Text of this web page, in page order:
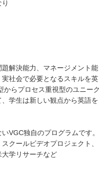
解決能力、マネージメント能
社会で必要となるスキルを英
らプロセス重視型のユニーク
学生は新しい観点から英語を
VGC独自のプログラムです。
クールビデオプロジェクト、
学リサーチなど